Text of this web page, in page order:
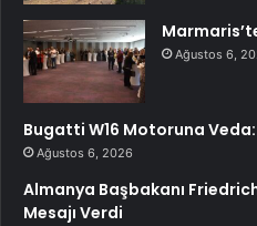
Ağustos 6,
Bugatti W16 Motoruna
Ağustos 6, 2026
Almanya Başbakanı
Mesajı Verdi